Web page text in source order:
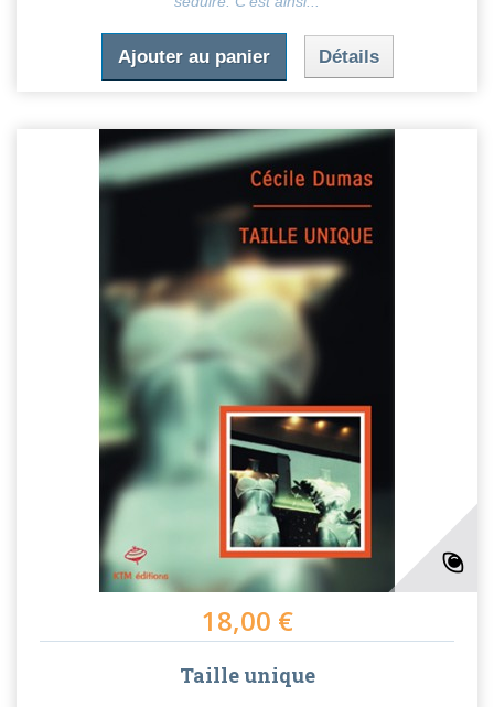
Ajouter au panier Détails
18,00 €
Taille unique